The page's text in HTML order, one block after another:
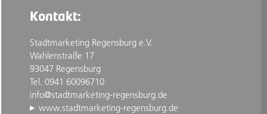
Kontakt:
Stadtmarketing Regensburg e.V.
Wahlenstraße 17
93047 Regensburg
Tel. 0941 60096710
info@stadtmarketing-regensburg.de
www.stadtmarketing-regensburg.de